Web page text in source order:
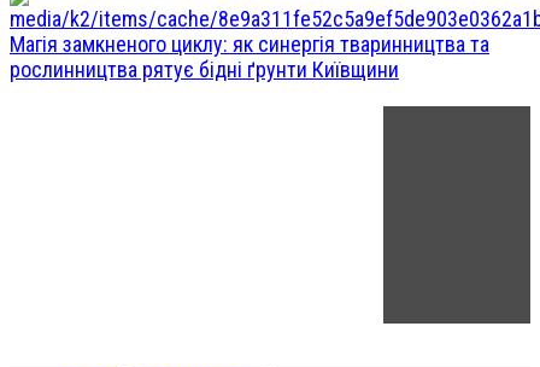
Магія замкненого циклу: як синергія тваринництва та
рослинництва рятує бідні ґрунти Київщини